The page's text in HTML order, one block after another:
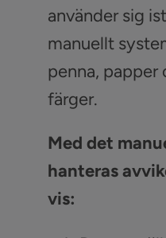
använder sig
manuellt
penna, papper
färger.
Med det
hanteras
vis: